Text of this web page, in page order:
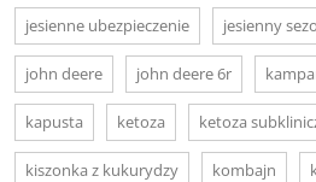
jesienne ubezpieczenie jesienny
john deere john deere 6r
kapusta ketoza ketoza
kiszonka z kukurydzy kombajn